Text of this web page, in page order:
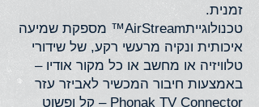
זמנית.
טכנולוגייתAirStream™ מספקת שמיעה
איכותית ונקיה מרעשי רקע, של שידורי
טלוויזיה או מחשב או כל מקור אודיו –
באמצעות חיבור המכשיר לאביזר עזר
Phonak TV Connector – קל ופשוט